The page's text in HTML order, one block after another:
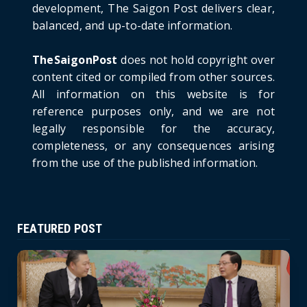
Prime Minister Lê Minh Hưng’s Visit to
Russia: A New Step Fo...
HOTNEWS
Politburo: Strictly Handle Acts of Using
Pirated Software, C...
June 21, 2026
development, The Saigon Post delivers clear,
balanced, and up-to-date information.
TheSaigonPost does not hold copyright over
content cited or compiled from other sources.
All information on this website is for
reference purposes only, and we are not
legally responsible for the accuracy,
completeness, or any consequences arising
from the use of the published information.
FEATURED POST